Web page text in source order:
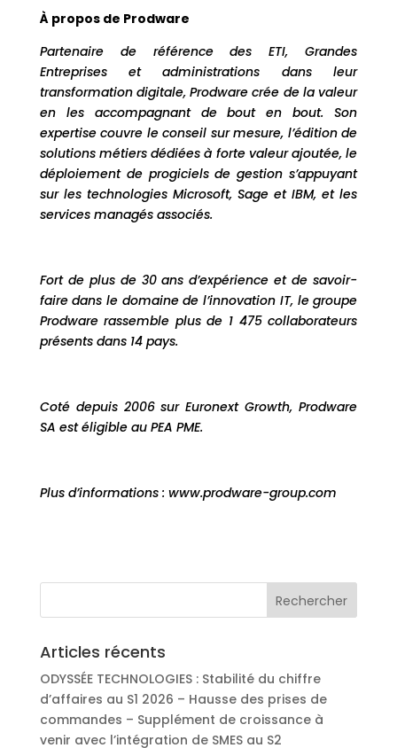
À propos de Prodware
Partenaire de référence des ETI, Grandes
Entreprises et administrations dans leur
transformation digitale, Prodware crée de la valeur
en les accompagnant de bout en bout. Son
expertise couvre le conseil sur mesure, l’édition de
solutions métiers dédiées à forte valeur ajoutée, le
déploiement de progiciels de gestion s’appuyant
sur les technologies Microsoft, Sage et IBM, et les
services managés associés.
Fort de plus de 30 ans d’expérience et de savoir-
faire dans le domaine de l’innovation IT, le groupe
Prodware rassemble plus de 1 475 collaborateurs
présents dans 14 pays.
Coté depuis 2006 sur Euronext Growth, Prodware
SA est éligible au PEA PME.
Plus d’informations : www.prodware-group.com
Articles récents
ODYSSÉE TECHNOLOGIES : Stabilité du chiffre
d’affaires au S1 2026 – Hausse des prises de
commandes – Supplément de croissance à
venir avec l’intégration de SMES au S2